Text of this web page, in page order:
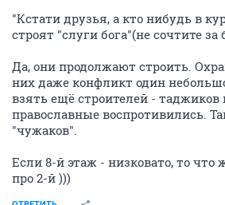
"Кстати друзья, а кто нибудь в
строят "слуги бога"(не сочтите за
Да, они продолжают строить.
них даже конфликт один
взять ещё строителей - таджиков
православные воспротивились.
"чужаков".
Если 8-й этаж - низковато, то что
про 2-й )))